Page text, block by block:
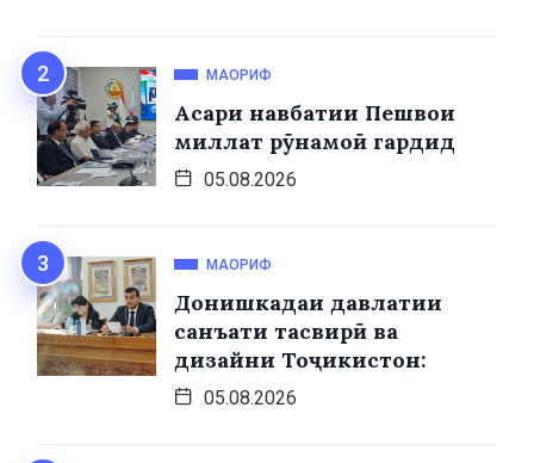
МАОРИФ
Асари навбатии Пешвои
миллат рӯнамоӣ гардид
05.08.2026
МАОРИФ
Донишкадаи давлатии
санъати тасвирӣ ва
дизайни Тоҷикистон:
05.08.2026